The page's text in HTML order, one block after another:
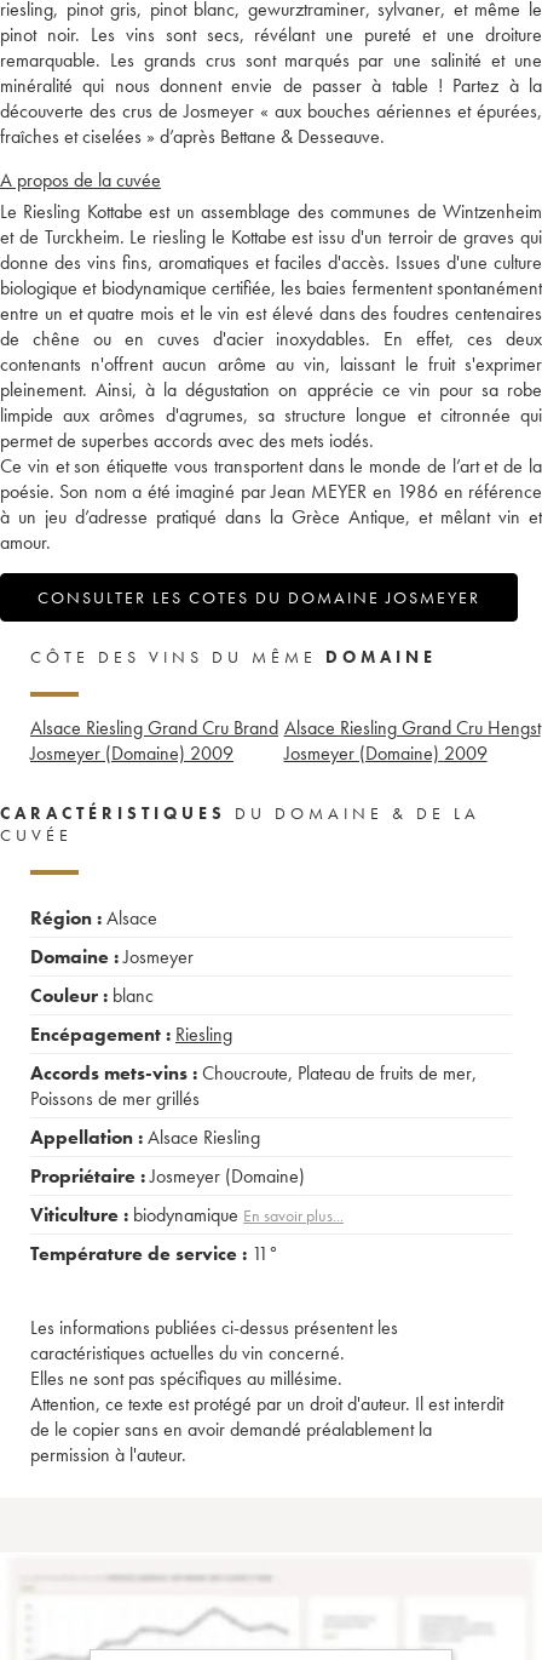
riesling, pinot gris, pinot blanc, gewurztraminer, sylvaner, et même le
pinot noir. Les vins sont secs, révélant une pureté et une droiture
remarquable. Les grands crus sont marqués par une salinité et une
minéralité qui nous donnent envie de passer à table ! Partez à la
découverte des crus de Josmeyer « aux bouches aériennes et épurées,
fraîches et ciselées » d’après Bettane & Desseauve.
A propos de la cuvée
Le Riesling Kottabe est un assemblage des communes de Wintzenheim
et de Turckheim. Le riesling le Kottabe est issu d'un terroir de graves qui
donne des vins fins, aromatiques et faciles d'accès. Issues d'une culture
biologique et biodynamique certifiée, les baies fermentent spontanément
entre un et quatre mois et le vin est élevé dans des foudres centenaires
de chêne ou en cuves d'acier inoxydables. En effet, ces deux
contenants n'offrent aucun arôme au vin, laissant le fruit s'exprimer
pleinement. Ainsi, à la dégustation on apprécie ce vin pour sa robe
limpide aux arômes d'agrumes, sa structure longue et citronnée qui
permet de superbes accords avec des mets iodés.
Ce vin et son étiquette vous transportent dans le monde de l’art et de la
poésie. Son nom a été imaginé par Jean MEYER en 1986 en référence
à un jeu d’adresse pratiqué dans la Grèce Antique, et mêlant vin et
amour.
CONSULTER LES COTES DU DOMAINE JOSMEYER
CÔTE DES VINS DU MÊME DOMAINE
Alsace Riesling Grand Cru Brand
Josmeyer (Domaine) 2009
Alsace Riesling Grand Cru Hengst
Josmeyer (Domaine) 2009
CARACTÉRISTIQUES
DU DOMAINE & DE LA
CUVÉE
Région :Alsace
Domaine :Josmeyer
Couleur : blanc
Encépagement : Riesling
Accords mets-vins :Choucroute, Plateau de fruits de mer,
Poissons de mer grillés
Appellation :Alsace Riesling
Propriétaire :Josmeyer (Domaine)
Viticulture : biodynamique En savoir plus...
Température de service : 11°
Les informations publiées ci-dessus présentent les
caractéristiques actuelles du vin concerné.
Elles ne sont pas spécifiques au millésime.
Attention, ce texte est protégé par un droit d'auteur. Il est interdit
de le copier sans en avoir demandé préalablement la
permission à l'auteur.